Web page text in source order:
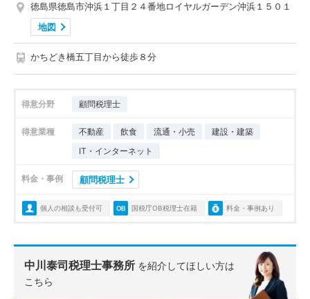
徳島県徳島市沖浜１丁目２４番地ロイヤルガーデン沖浜１５０１
地図
かちどき橋五丁目から徒歩８分
得意分野 顧問税理士
得意業種 不動産 飲食 流通・小売
建設・建築
IT・インターネット
料金・事例 顧問税理士
個人の相談も受付可 国税庁OB税理士在籍 料金・事例あり
中川泰司税理士事務所 を紹介してほしい方は
こちら